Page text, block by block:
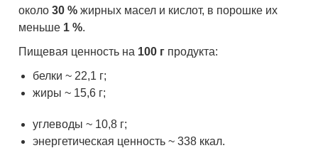
около30 % жирных масел и кислот, в порошке их
меньше 1 %.
Пищевая ценность на 100 г продукта:
белки ~ 22,1 г;
жиры ~ 15,6 г;
углеводы ~ 10,8 г;
энергетическая ценность ~ 338 ккал.